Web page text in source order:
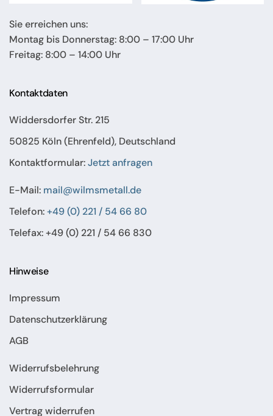
Sie erreichen uns:
Montag bis Donnerstag: 8:00 – 17:00 Uhr
Freitag: 8:00 – 14:00 Uhr
Kontaktdaten
Widdersdorfer Str. 215
50825 Köln (Ehrenfeld), Deutschland
Kontaktformular:Jetzt anfragen
E-Mail: mail@wilmsmetall.de
Telefon:+49 (0) 221 / 54 66 80
Telefax: +49 (0) 221 / 54 66 830
Hinweise
Impressum
Datenschutzerklärung
AGB
Widerrufsbelehrung
Widerrufsformular
Vertrag widerrufen